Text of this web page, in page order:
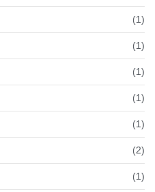
(1)
(1)
(1)
(1)
(1)
(2)
(1)